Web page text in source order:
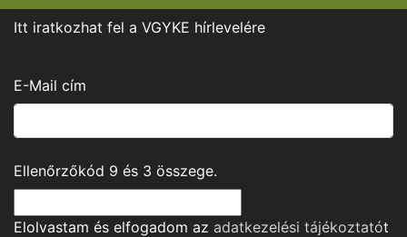
Itt iratkozhat fel a VGYKE hírlevelére
E-Mail cím
Ellenőrzőkód 9 és 3 összege.
Elolvastam és elfogadom az adatkezelési tájékoztatót